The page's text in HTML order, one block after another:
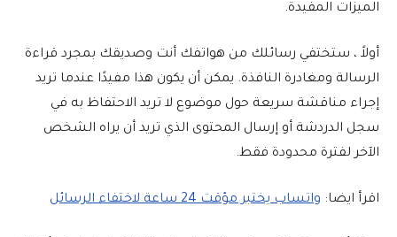
الميزات المفيدة.
أولاً ، ستختفي رسائلك من هواتفك أنت وصديقك بمجرد قراءة
الرسالة ومغادرة النافذة. يمكن أن يكون هذا مفيدًا عندما تريد
إجراء مناقشة سريعة حول موضوع لا تريد الاحتفاظ به في
سجل الدردشة أو إرسال المحتوى الذي تريد أن يراه الشخص
الآخر لفترة محدودة فقط.
اقرأ ايضا: واتساب يختبر مؤقت 24 ساعة لاختفاء الرسائل